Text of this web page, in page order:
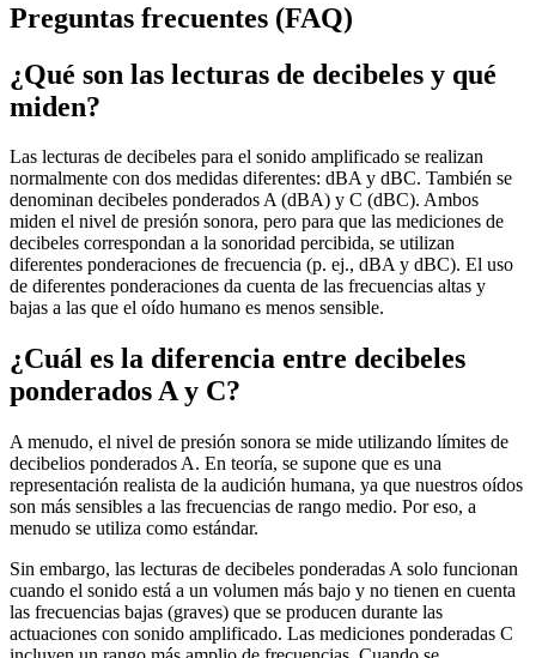
Preguntas frecuentes (FAQ)
¿Qué son las lecturas de decibeles y qué
miden?
Las lecturas de decibeles para el sonido amplificado se realizan
normalmente con dos medidas diferentes: dBA y dBC. También se
denominan decibeles ponderados A (dBA) y C (dBC). Ambos
miden el nivel de presión sonora, pero para que las mediciones de
decibeles correspondan a la sonoridad percibida, se utilizan
diferentes ponderaciones de frecuencia (p. ej., dBA y dBC). El uso
de diferentes ponderaciones da cuenta de las frecuencias altas y
bajas a las que el oído humano es menos sensible.
¿Cuál es la diferencia entre decibeles
ponderados A y C?
A menudo, el nivel de presión sonora se mide utilizando límites de
decibelios ponderados A. En teoría, se supone que es una
representación realista de la audición humana, ya que nuestros oídos
son más sensibles a las frecuencias de rango medio. Por eso, a
menudo se utiliza como estándar.
Sin embargo, las lecturas de decibeles ponderadas A solo funcionan
cuando el sonido está a un volumen más bajo y no tienen en cuenta
las frecuencias bajas (graves) que se producen durante las
actuaciones con sonido amplificado. Las mediciones ponderadas C